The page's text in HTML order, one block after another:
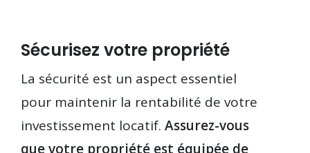
Sécurisez votre propriété
La sécurité est un aspect essentiel
pour maintenir la rentabilité de votre
investissement locatif. Assurez-vous
que votre propriété est équipée de